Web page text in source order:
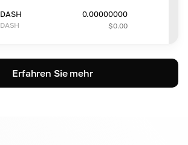
DASH
DASH
0.00000000
$0.00
Erfahren Sie mehr